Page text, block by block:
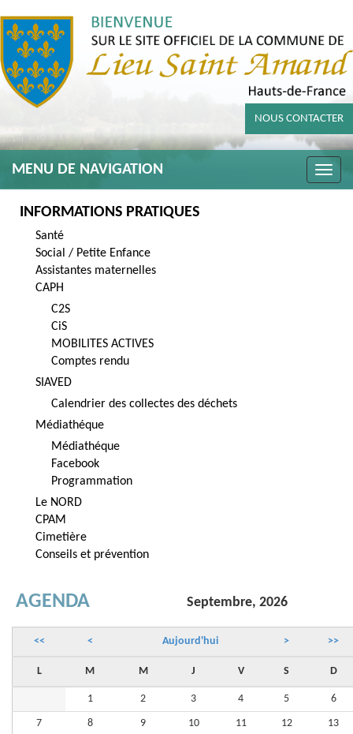
NOUS CONTACTER
Toggle
MENU DE NAVIGATION
INFORMATIONS PRATIQUES
Santé
Social / Petite Enfance
Assistantes maternelles
CAPH
C2S
CiS
MOBILITES ACTIVES
Comptes rendu
SIAVED
Calendrier des collectes des déchets
Médiathéque
Médiathéque
Facebook
Programmation
Le NORD
CPAM
Cimetière
Conseils et prévention
AGENDA Septembre, 2026
<< < Aujourd'hui > >>
L M M J V S D
1 2 3 4 5 6
7 8 9 10 11 12 13